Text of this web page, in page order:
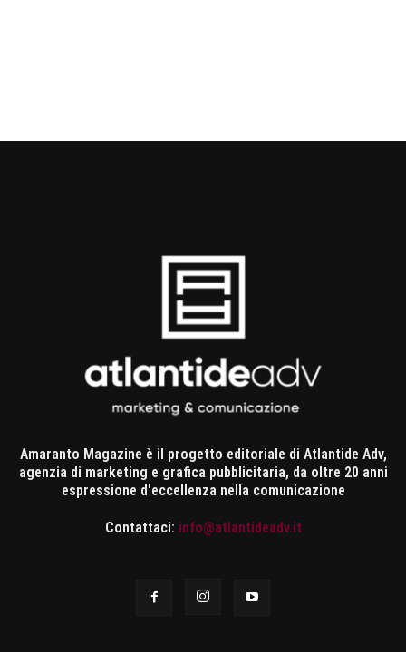
Amaranto Magazine è il progetto editoriale di Atlantide Adv,
agenzia di marketing e grafica pubblicitaria, da oltre 20 anni
espressione d'eccellenza nella comunicazione
Contattaci: info@atlantideadv.it